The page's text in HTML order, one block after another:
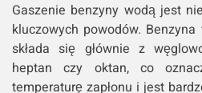
Gaszenie benzyny wodą jest
kluczowych powodów. Benzyna
składa się głównie z
heptan czy oktan, co
temperaturę zapłonu i jest